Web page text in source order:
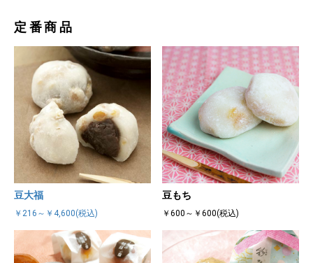
定番商品
豆大福
￥216～￥4,600(税込)
豆もち
￥600～￥600(税込)